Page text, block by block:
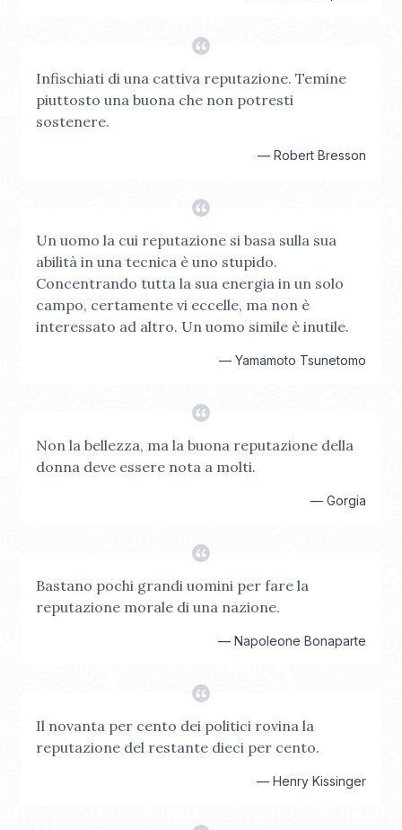
Infischiati di una cattiva reputazione. Temine
piuttosto una buona che non potresti
sostenere.
— Robert Bresson
Un uomo la cui reputazione si basa sulla sua
abilità in una tecnica è uno stupido.
Concentrando tutta la sua energia in un solo
campo, certamente vi eccelle, ma non è
interessato ad altro. Un uomo simile è inutile.
— Yamamoto Tsunetomo
Non la bellezza, ma la buona reputazione della
donna deve essere nota a molti.
— Gorgia
Bastano pochi grandi uomini per fare la
reputazione morale di una nazione.
— Napoleone Bonaparte
Il novanta per cento dei politici rovina la
reputazione del restante dieci per cento.
— Henry Kissinger